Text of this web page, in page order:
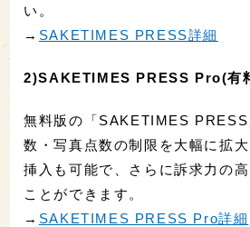
い。
→ SAKETIMES PRESS詳細
2)SAKETIMES PRESS Pro(有
無料版の「SAKETIMES PRESS
数・写真点数の制限を大幅に拡
挿入も可能で、さらに訴求力の
ことができます。
→ SAKETIMES PRESS Pro詳細